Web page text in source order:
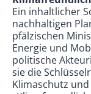
Ein inhaltlicher
nachhaltigen
pfälzischen
Energie und
politische
sie die
Klimaschutz